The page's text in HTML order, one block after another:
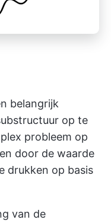
belangrijk
op te
probleem op
door de waarde
drukken op basis
van de